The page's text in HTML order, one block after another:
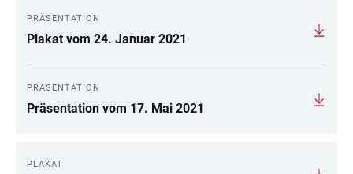
PRÄSENTATION
Plakat vom 24. Januar 2021
PRÄSENTATION
Präsentation vom 17. Mai 2021
PLAKAT